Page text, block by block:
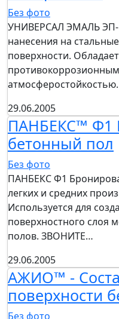
Без фото
УНИВЕРСАЛ ЭМАЛЬ ЭП-
нанесения на
поверхности.
29.06.2005
ПАНБЕКС™ Ф1
бетонный пол
Без фото
ПАНБЕКС Ф1
легких и средних
Используется для
поверхностного слоя
полов. ЗВОНИТЕ…
29.06.2005
АЖИО™ -
поверхности
Без фото